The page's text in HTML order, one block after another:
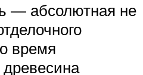
— абсолютная не
время
древесина